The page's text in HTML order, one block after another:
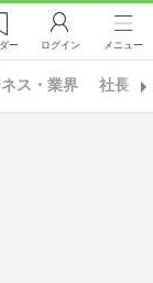
ー ログイン メニュー
ネス・業界 社長ブ